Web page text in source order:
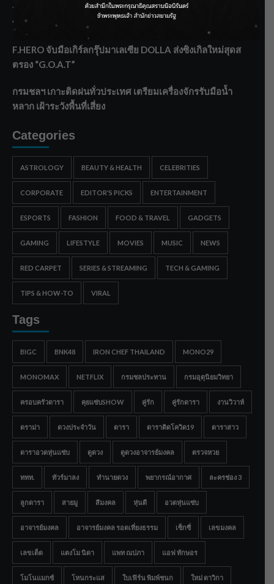
ราชเลขานุการในพระองค์ฯ ติดตามโครงการหุบกะพง–ห้วย
ทรายใต้ เสริมความมั่นคงน้ำเพชรบุรี
F.HERO จับมือเกิร์ลกรุ๊ปมาเลเซีย DOLLA ส่งซิงเกิลใหม่สุดส
ตรอง “G.O.A.T”
กรมชลฯ เกาะติดฝนทั่วประเทศ เตรียมเครื่องจักรรับมือน้ำ
หลาก เฝ้าระวังพื้นที่เสี่ยง
Categories
ASTROLOGY BEAUTY & HEALTH CELEBRITIES
CORPORATE EDITOR'S PICKS ENTERTAINMENT
ESPORTS FASHION FOOD & TRAVEL GADGETS
GAMING LIFESTYLE MOVIES MUSIC NEWS
RED CARPET SERIES & STREAMING TECH & GAMING
TIPS & HOW-TO VIRAL
Tags
BIGC BNK48 IRON CHEF THAILAND MONO29
MONOMAX NETFLIX กรมชลประทาน กรมอุตุนิยมวิทยา
ครอบครัวดารา คุยแซ่บSHOW คู่รัก คู่รักดารา งานวิวาห์
ดราม่า ดวงประจำวัน ดารา ดาราติดโควิด19 ดาราสาว
ดาราอวดหุ่นแซ่บ ดูดวง ดูดวงอาจารย์มงคล ตรวจหวย
ททท. ทัวร์มาลง ทำนายดวง พยากรณ์อากาศ ละครช่อง 3
ลูกดารา สายมู สีมงคล หุ่นดี อวดหุ่นแซ่บ
อาจารย์มงคล อาจารย์มงคล รอดเที่ยงธรรม เซ็กซี่ เลขมงคล
เลขเด็ด แตงโม นิดา แพท ณปภา แอฟ ทักษอร
โมโนแมกซ์ โหนกระแส ใบเฟิร์น พิมพ์ชนก ใหม่ ดาวิกา